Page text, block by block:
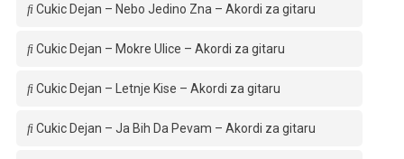
Cukic Dejan – Nebo Jedino Zna – Akordi za gitaru
Cukic Dejan – Mokre Ulice – Akordi za gitaru
Cukic Dejan – Letnje Kise – Akordi za gitaru
Cukic Dejan – Ja Bih Da Pevam – Akordi za gitaru